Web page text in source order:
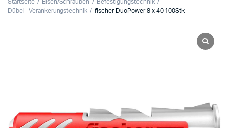
Startseite Eisen/Schrauben
Befestigungstechnik
Dübel- Verankerungstechnik
fischer DuoPower 8 x 40 100Stk